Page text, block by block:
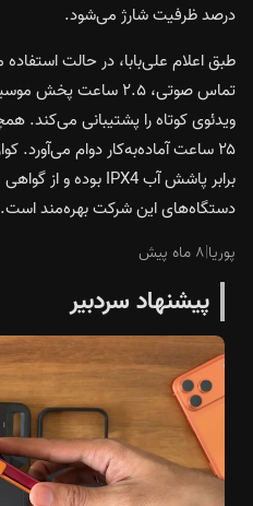
درصد ظرفیت شارژ می‌شود.
دستگاه‌های این شرکت بهره‌مند است.
پوریا|۸ ماه پیش
پیشنهاد سردبیر